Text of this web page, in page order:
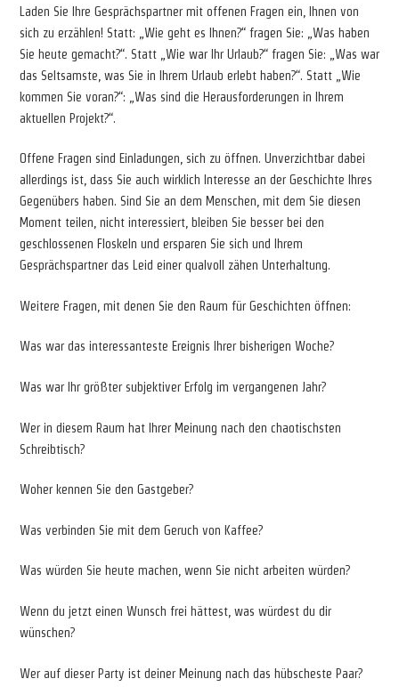
Laden Sie Ihre Gesprächspartner mit offenen Fragen ein, Ihnen von
sich zu erzählen! Statt: „Wie geht es Ihnen?“ fragen Sie: „Was haben
Sie heute gemacht?“. Statt „Wie war Ihr Urlaub?“ fragen Sie: „Was war
das Seltsamste, was Sie in Ihrem Urlaub erlebt haben?“. Statt „Wie
kommen Sie voran?“: „Was sind die Herausforderungen in Ihrem
aktuellen Projekt?“.
Offene Fragen sind Einladungen, sich zu öffnen. Unverzichtbar dabei
allerdings ist, dass Sie auch wirklich Interesse an der Geschichte Ihres
Gegenübers haben. Sind Sie an dem Menschen, mit dem Sie diesen
Moment teilen, nicht interessiert, bleiben Sie besser bei den
geschlossenen Floskeln und ersparen Sie sich und Ihrem
Gesprächspartner das Leid einer qualvoll zähen Unterhaltung.
Weitere Fragen, mit denen Sie den Raum für Geschichten öffnen:
Was war das interessanteste Ereignis Ihrer bisherigen Woche?
Was war Ihr größter subjektiver Erfolg im vergangenen Jahr?
Wer in diesem Raum hat Ihrer Meinung nach den chaotischsten
Schreibtisch?
Woher kennen Sie den Gastgeber?
Was verbinden Sie mit dem Geruch von Kaffee?
Was würden Sie heute machen, wenn Sie nicht arbeiten würden?
Wenn du jetzt einen Wunsch frei hättest, was würdest du dir
wünschen?
Wer auf dieser Party ist deiner Meinung nach das hübscheste Paar?